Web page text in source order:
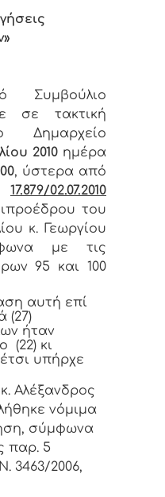
Συμβούλιο
σε τακτική
Δημαρχείο
2010 ημέρα
, ύστερα από
17.879/02.07.2010
του
κ. Γεωργίου
με τις
95 και 100
αυτή επί
(27)
ήταν
(22) κι
υπήρχε
νόμιμα
σύμφωνα
παρ. 5
3463/2006,